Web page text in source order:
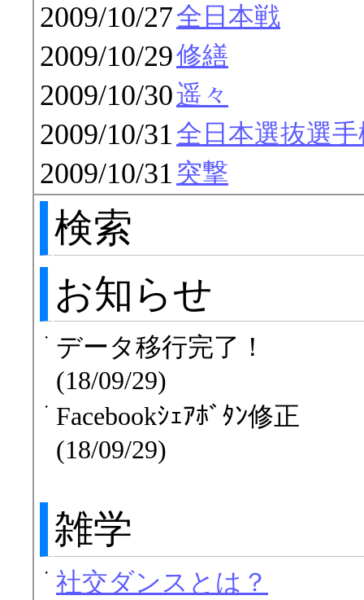
2009/10/27全日本戦
2009/10/29修繕
2009/10/30遥々
2009/10/31全日本選抜選手
2009/10/31 突撃
検索
お知らせ
・
データ移行完了！
(18/09/29)
・
Facebookｼｪｱﾎﾞﾀﾝ修正
(18/09/29)
雑学
・ 社交ダンスとは？